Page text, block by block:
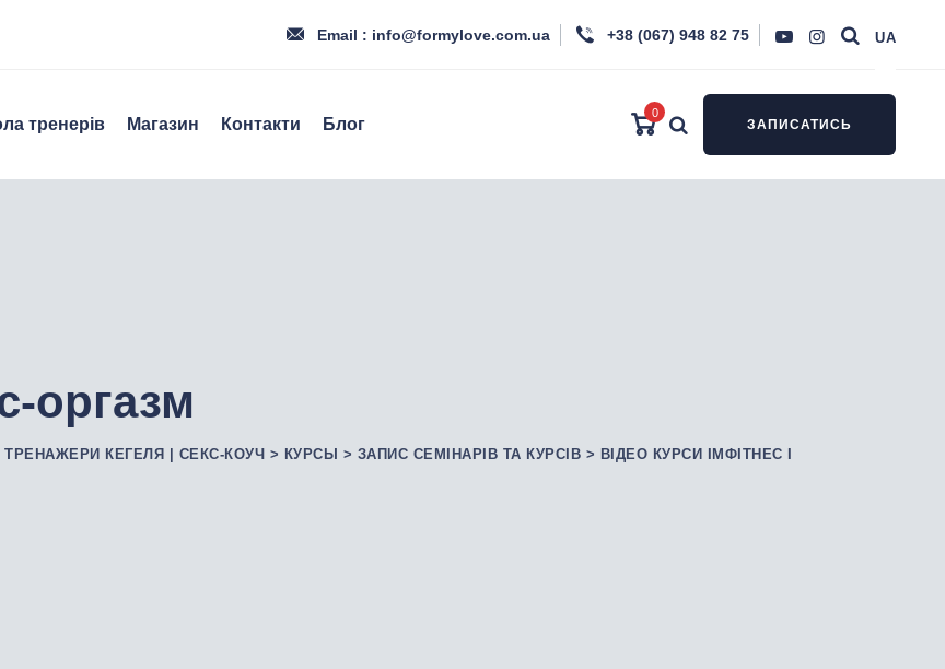
Email : info@formylove.com.ua +38 (067) 948 82 75 UA
тренерів Магазин Контакти Блог
0
ЗАПИСАТИСЬ
оргазм
ТРЕНАЖЕРИ КЕГЕЛЯ | СЕКС-КОУЧ > КУРСЫ > ЗАПИС СЕМІНАРІВ ТА КУРСІВ > ВІДЕО КУРСИ ІМФІТНЕС І